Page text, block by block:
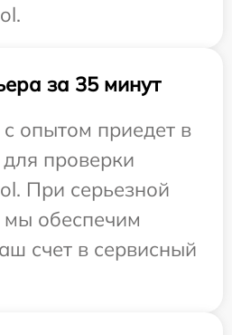
за 35 минут
опытом приедет в
проверки
При серьезной
мы обеспечим
счет в сервисный